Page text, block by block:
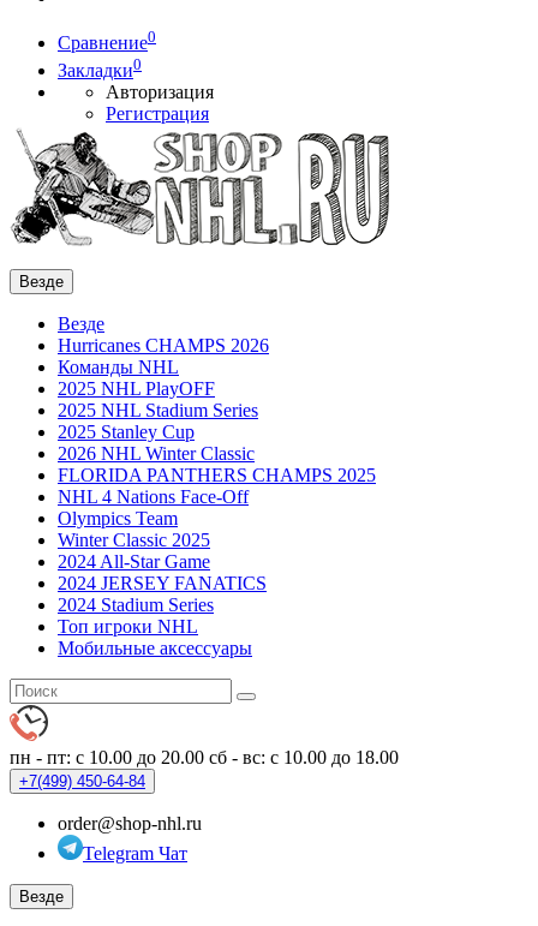
Сравнение0
Закладки0
Авторизация
Регистрация
Везде
Везде
Hurricanes CHAMPS 2026
Команды NHL
2025 NHL PlayOFF
2025 NHL Stadium Series
2025 Stanley Cup
2026 NHL Winter Classic
FLORIDA PANTHERS CHAMPS 2025
NHL 4 Nations Face-Off
Olympics Team
Winter Classic 2025
2024 All-Star Game
2024 JERSEY FANATICS
2024 Stadium Series
Топ игроки NHL
Мобильные аксессуары
пн - пт: с 10.00 до 20.00 сб - вс: с 10.00 до 18.00
+7(499) 450-64-84
order@shop-nhl.ru
Telegram Чат
Везде